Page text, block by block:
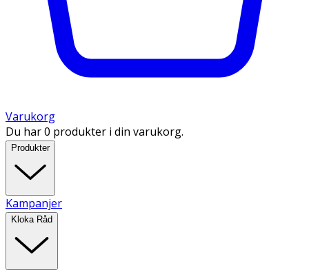
Varukorg
Du har 0 produkter i din varukorg.
Produkter
Kampanjer
Kloka Råd